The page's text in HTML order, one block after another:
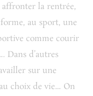
affronter la rentrée,
au sport, une
comme courir
Dans d’autres
sur une
choix de vie… On